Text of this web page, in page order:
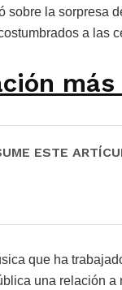
sobre la sorpresa
a las
ESTE
que ha
una relación